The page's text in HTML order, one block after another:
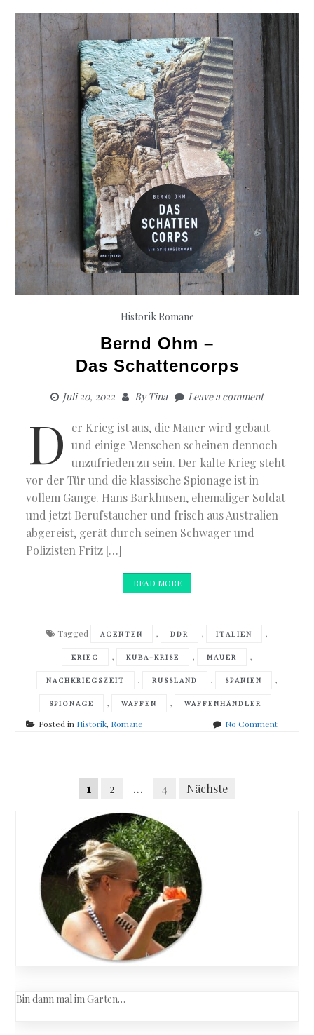
Das
Moskau
Historik Romane
Bernd Ohm –
Das Schattencorps
Juli 20, 2022 ByTina Leave a comment
D
er Krieg ist aus, die Mauer wird gebaut
und einige Menschen scheinen dennoch
unzufrieden zu sein. Der kalte Krieg steht
vor der Tür und die klassische Spionage ist in
vollem Gange. Hans Barkhusen, ehemaliger Soldat
und jetzt Berufstaucher und frisch aus Australien
abgereist, gerät durch seinen Schwager und
Polizisten Fritz […]
READ MORE
Tagged AGENTEN , DDR , ITALIEN ,
KRIEG , KUBA-KRISE , MAUER ,
NACHKRIEGSZEIT , RUSSLAND , SPANIEN ,
SPIONAGE , WAFFEN , WAFFENHÄNDLER
Posted in Historik, Romane No Commenton
Posts
navigation
Seitennummerierung
Beiträge
1 2 … 4 Nächste
Bin dann mal im Garten…